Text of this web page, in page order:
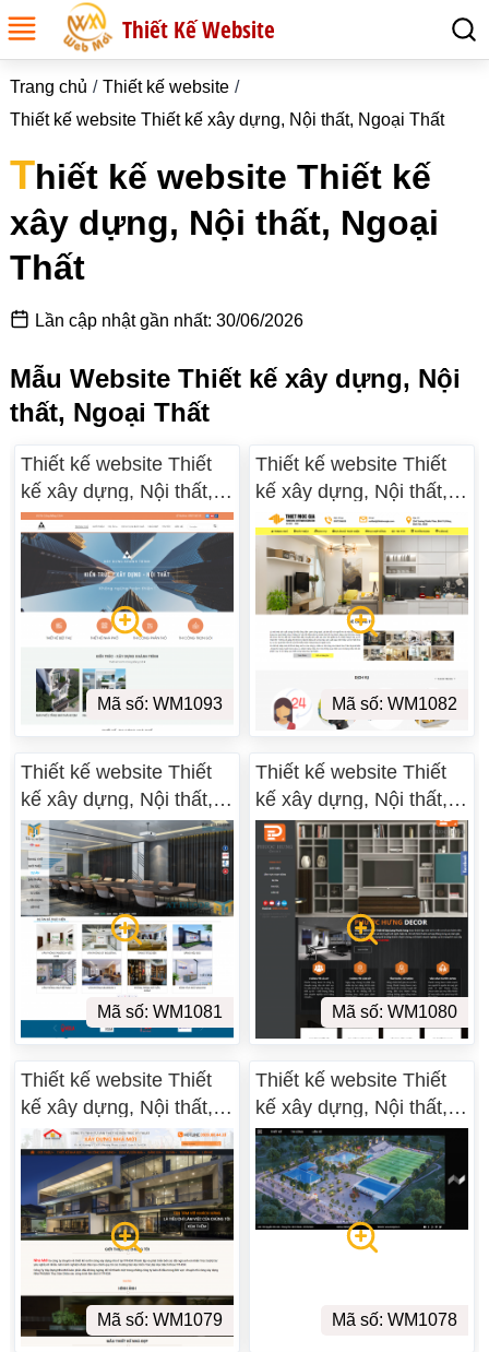
Thiết Kế Website
Trang chủ
Thiết kế website
Thiết kế website Thiết kế xây dựng, Nội thất, Ngoại Thất
Thiết kế website Thiết kế
xây dựng, Nội thất, Ngoại
Thất
Lần cập nhật gần nhất: 30/06/2026
Mẫu Website Thiết kế xây dựng, Nội
thất, Ngoại Thất
Thiết kế website Thiết
kế xây dựng, Nội thất,
Ngoại Thất WM 09
Mã số: WM1093
Thiết kế website Thiết
kế xây dựng, Nội thất,
Ngoại Thất WM 08
Mã số: WM1082
Thiết kế website Thiết
kế xây dựng, Nội thất,
Ngoại Thất WM 07
Mã số: WM1081
Thiết kế website Thiết
kế xây dựng, Nội thất,
Ngoại Thất WM 06
Mã số: WM1080
Thiết kế website Thiết
kế xây dựng, Nội thất,
Ngoại Thất WM 05
Mã số: WM1079
Thiết kế website Thiết
kế xây dựng, Nội thất,
Ngoại Thất WM 04
Mã số: WM1078